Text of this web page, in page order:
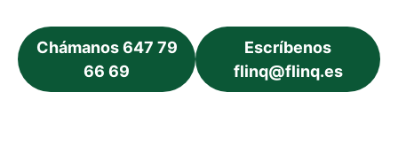
Chámanos 647 79
66 69
Escríbenos
flinq@flinq.es